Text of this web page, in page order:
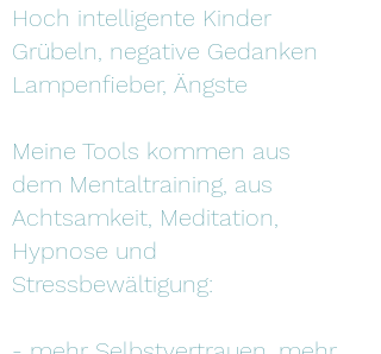
Hoch intelligente Kinder
Grübeln, negative Gedanken
Lampenfieber, Ängste
Meine Tools kommen aus
dem Mentaltraining, aus
Achtsamkeit, Meditation,
Hypnose und
Stressbewältigung: